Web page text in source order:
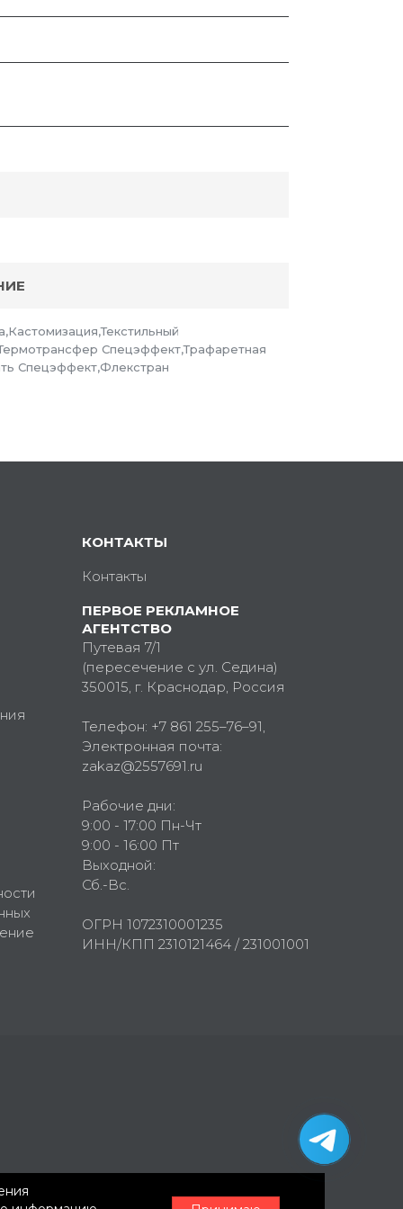
Спецэффект,Трафаретная
Спецэффект,Флекстран
КОНТАКТЫ
Контакты
ПЕРВОЕ РЕКЛАМНОЕ
АГЕНТСТВО
Путевая 7/1
(пересечение с ул. Седина)
350015, г. Краснодар, Россия
Телефон: +7 861 255–76–91,
Электронная почта:
zakaz@2557691.ru
Рабочие дни:
9:00 - 17:00 Пн-Чт
9:00 - 16:00 Пт
Выходной:
Сб.-Вс.
ОГРН 1072310001235
ИНН/КПП 2310121464 / 231001001